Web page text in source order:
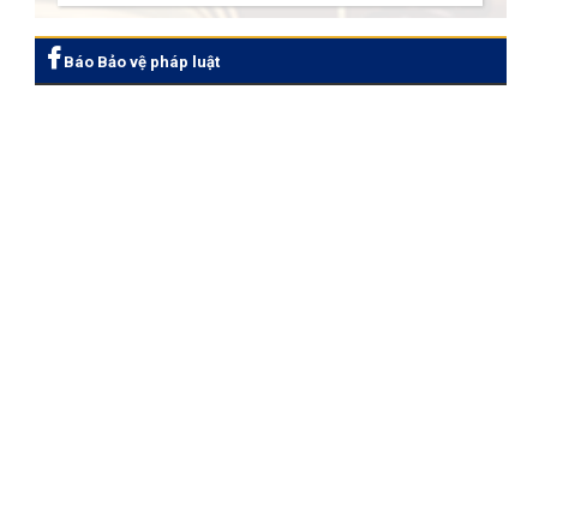
Báo Bảo vệ pháp luật